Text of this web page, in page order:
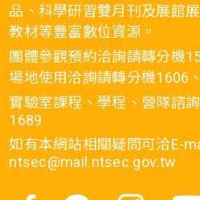
品、科學研習雙月刊及展館
教材等豐富數位資源。
團體參觀預約洽詢請轉分機
場地使用洽詢請轉分機1606
實驗室課程、學程、營隊諮
1689
如有本網站相關疑問可洽E-
ntsec@mail.ntsec.gov.tw